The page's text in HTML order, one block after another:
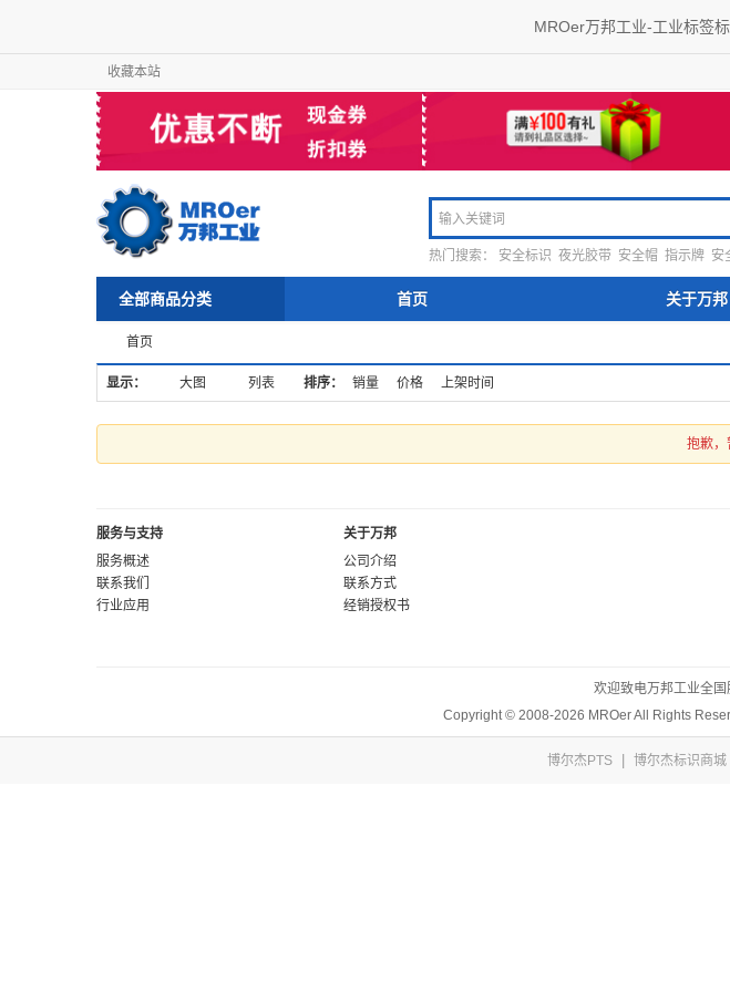
MROer万邦工业-工业标签
收藏本站
热门搜索： 安全标识 夜光胶带 安全帽 指示牌 安
全部商品分类 首页 关于万邦
首页
显示： 大图 列表 排序： 销量 价格 上架时间
抱歉，
服务与支持
服务概述
联系我们
行业应用
关于万邦
公司介绍
联系方式
经销授权书
欢迎致电万邦工业全国
Copyright © 2008-2026 MROer All Rights
博尔杰PTS 博尔杰标识商城